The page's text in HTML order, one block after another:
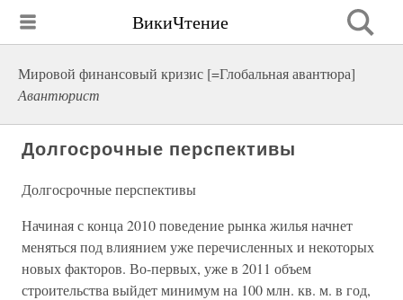
ВикиЧтение
Мировой финансовый кризис [=Глобальная авантюра]
Авантюрист
Долгосрочные перспективы
Долгосрочные перспективы
Начиная с конца 2010 поведение рынка жилья начнет
меняться под влиянием уже перечисленных и некоторых
новых факторов. Во-первых, уже в 2011 объем
строительства выйдет минимум на 100 млн. кв. м. в год,